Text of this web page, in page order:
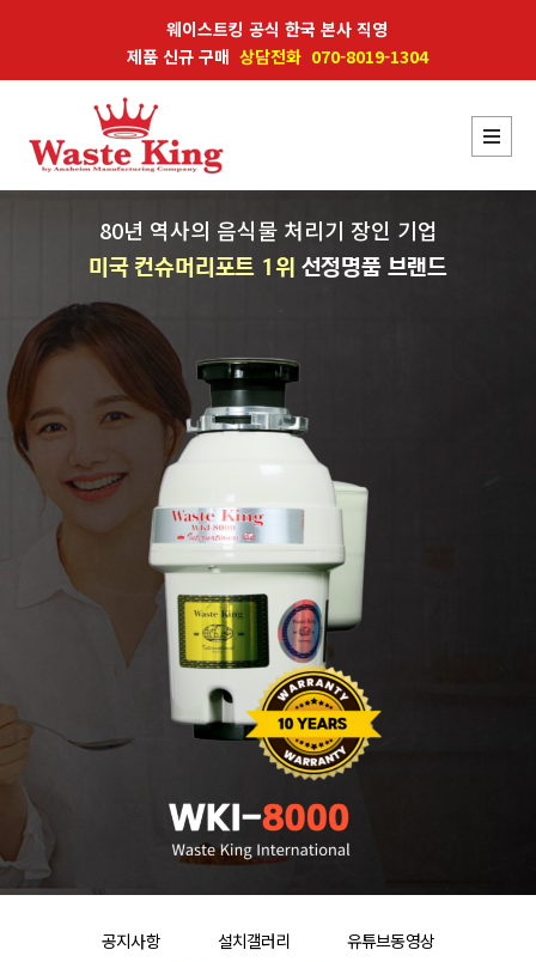
웨이스트킹 공식 한국 본사 직영
제품 신규 구매 상담전화 070-8019-1304
80년 역사의 음식물 처리기 장인 기업
미국 컨슈머리포트 1위 선정명품 브랜드
공지사항 설치갤러리 유튜브동영상